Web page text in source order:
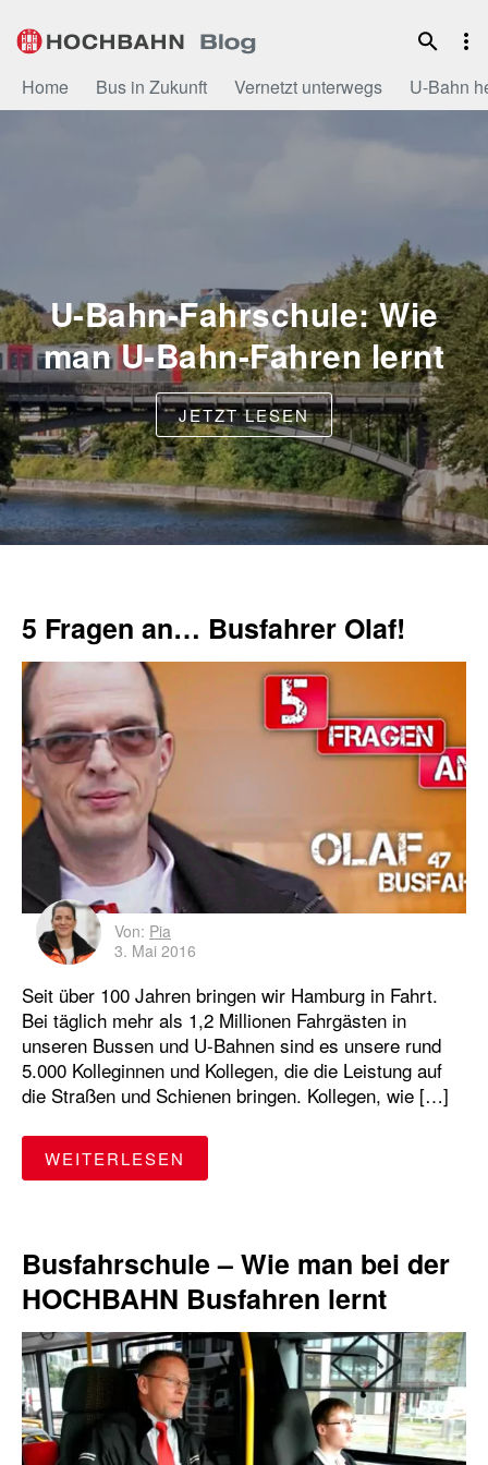
Inhalt
Home Bus in Zukunft Vernetzt unterwegs U-Bahn
U-Bahn-Fahrschule: Wie
man U-Bahn-Fahren lernt
JETZT LESEN
5 Fragen an… Busfahrer Olaf!
Von: Pia
3. Mai 2016
Seit über 100 Jahren bringen wir Hamburg in Fahrt.
Bei täglich mehr als 1,2 Millionen Fahrgästen in
unseren Bussen und U-Bahnen sind es unsere rund
5.000 Kolleginnen und Kollegen, die die Leistung auf
die Straßen und Schienen bringen. Kollegen, wie […]
WEITERLESEN
Busfahrschule – Wie man bei der
HOCHBAHN Busfahren lernt